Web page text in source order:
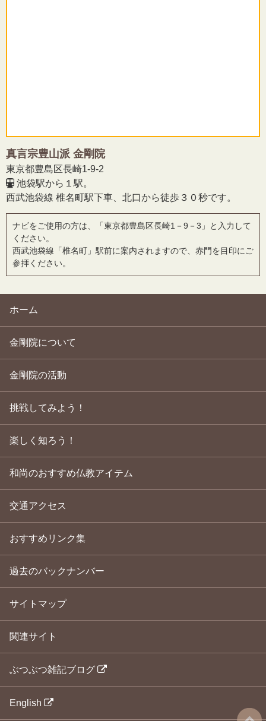
真言宗豊山派 金剛院
東京都豊島区長崎1-9-2
池袋駅から１駅。
西武池袋線 椎名町駅下車、北口から徒歩３０秒です。
ナビをご使用の方は、「東京都豊島区長崎1－9－3」と入力して
ください。
西武池袋線「椎名町」駅前に案内されますので、赤門を目印にご
参拝ください。
ホーム
金剛院について
金剛院の活動
挑戦してみよう！
楽しく知ろう！
和尚のおすすめ仏教アイテム
交通アクセス
おすすめリンク集
過去のバックナンバー
サイトマップ
関連サイト
ぶつぶつ雑記ブログ
English